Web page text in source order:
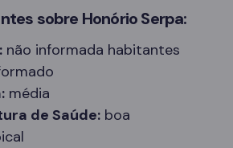
sobre Honório Serpa:
não informada habitantes
média
de Saúde: boa